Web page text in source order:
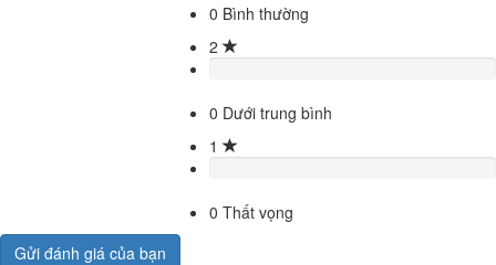
0 Bình thường
2
0 Dưới trung bình
1
0 Thất vọng
Gửi đánh giá của bạn